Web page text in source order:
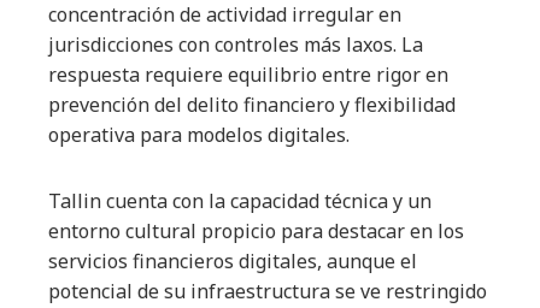
concentración de actividad irregular en
jurisdicciones con controles más laxos. La
respuesta requiere equilibrio entre rigor en
prevención del delito financiero y flexibilidad
operativa para modelos digitales.
Tallin cuenta con la capacidad técnica y un
entorno cultural propicio para destacar en los
servicios financieros digitales, aunque el
potencial de su infraestructura se ve restringido